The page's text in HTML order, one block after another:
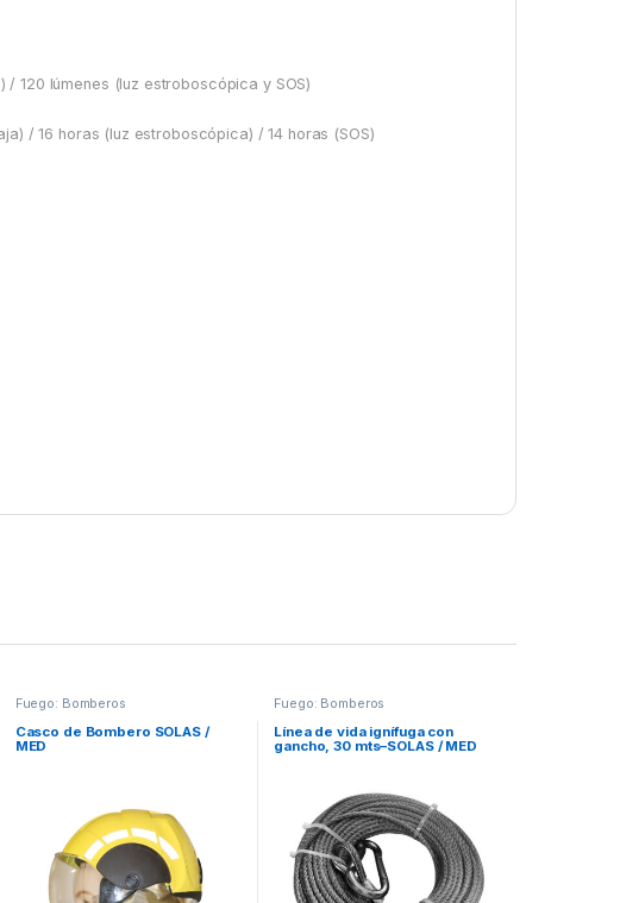
120 lúmenes (luz estroboscópica y SOS)
/ 16 horas (luz estroboscópica) / 14 horas (SOS)
Fuego: Bomberos
Casco de Bombero SOLAS /
MED
Fuego: Bomberos
Línea de vida ignífuga con
gancho, 30 mts–SOLAS / MED